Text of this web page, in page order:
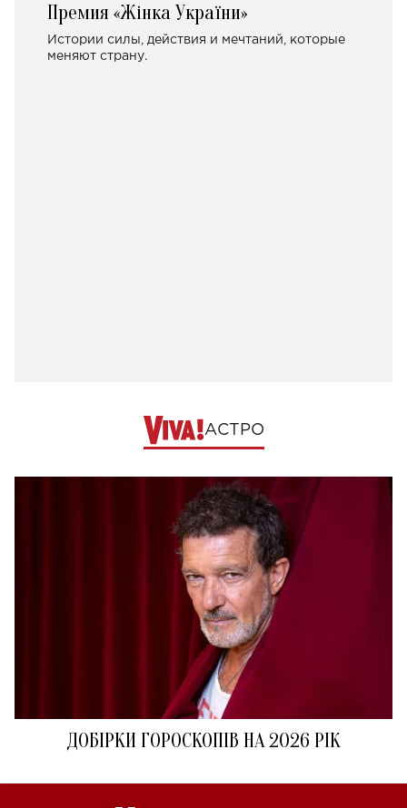
Премия «Жінка України»
Истории силы, действия и мечтаний, которые
меняют страну.
АСТРО
ДОБІРКИ ГОРОСКОПІВ НА 2026 РІК